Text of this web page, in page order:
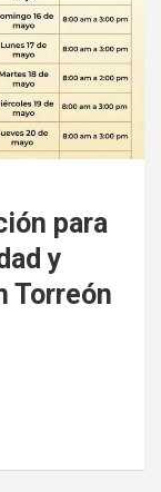
para
y
Torreón